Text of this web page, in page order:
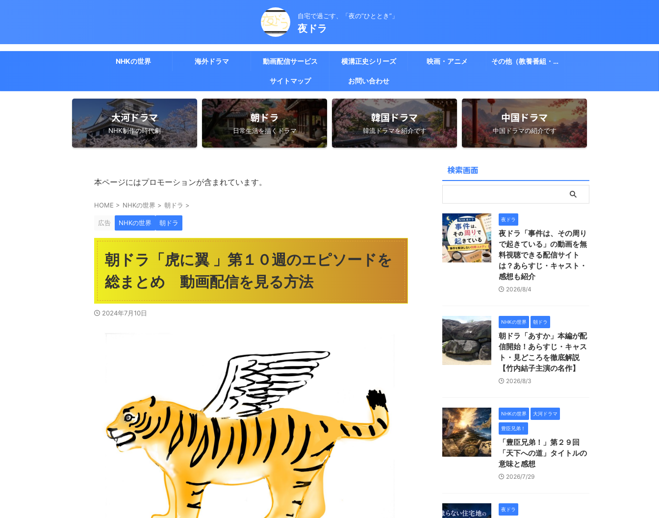
自宅で過ごす、「夜の”ひととき”」
夜ドラ
NHKの世界 海外ドラマ 動画配信サービス 横溝正史シリーズ 映画・アニメ その他（教養番組・ドキュメント）
サイトマップ お問い合わせ
大河ドラマ
NHK制作の時代劇
朝ドラ
日常生活を描くドラマ
韓国ドラマ
韓流ドラマを紹介です
中国ドラマ
中国ドラマの紹介です
本ページにはプロモーションが含まれています。
HOME > NHKの世界 > 朝ドラ >
広告 NHKの世界 朝ドラ
朝ドラ「虎に翼 」第１０週のエピソードを
総まとめ 動画配信を見る方法
2024年7月10日
検索画面
夜ドラ
夜ドラ「事件は、その周り
で起きている」の動画を無
料視聴できる配信サイト
は？あらすじ・キャスト・
感想も紹介
2026/8/4
NHKの世界 朝ドラ
朝ドラ「あすか」本編が配
信開始！あらすじ・キャス
ト・見どころを徹底解説
【竹内結子主演の名作】
2026/8/3
NHKの世界 大河ドラマ
豊臣兄弟！
「豊臣兄弟！」第２９回
「天下への道」タイトルの
意味と感想
2026/7/29
夜ドラ